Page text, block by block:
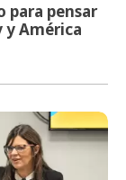
para pensar
América